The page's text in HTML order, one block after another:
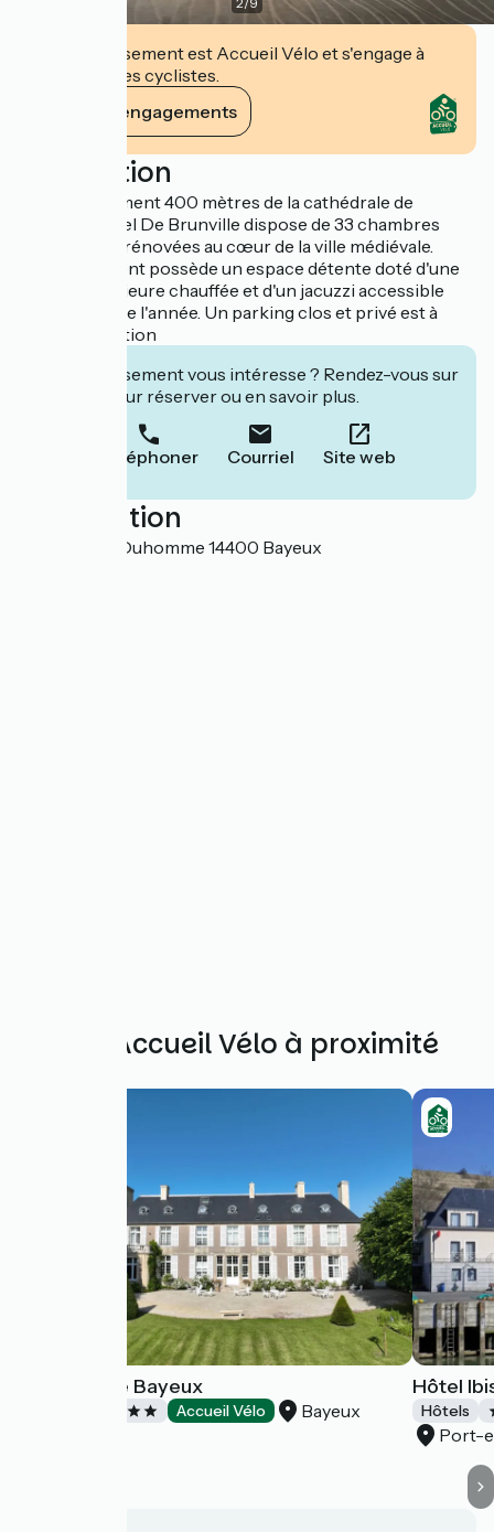
Cet établissement est Accueil Vélo et s'engage à
accueillir des cyclistes.
Voir ses engagements
Description
Situé à seulement 400 mètres de la cathédrale de
Bayeux, l'Hôtel De Brunville dispose de 33 chambres
entièrement rénovées au cœur de la ville médiévale.
L'établissement possède un espace détente doté d'une
piscine extérieure chauffée et d'un jacuzzi accessible
tout au long de l'année. Un parking clos et privé est à
votre disposition
Cet établissement vous intéresse ? Rendez-vous sur
leur site pour réserver ou en savoir plus.
Téléphoner Courriel Site web
Localisation
9 rue Genas Duhomme 14400 Bayeux
Autres Accueil Vélo à proximité
Domaine de Bayeux
Accueil Vélo Bayeux
Hôtel
Hôtels
Port-